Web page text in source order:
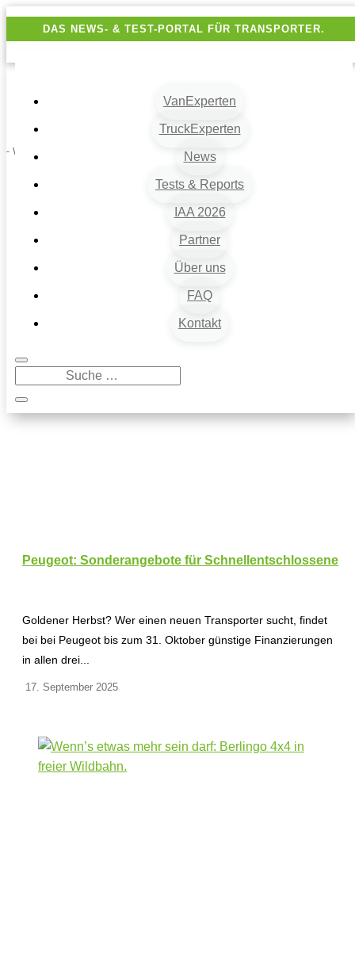
DAS NEWS- & TEST-PORTAL FÜR TRANSPORTER.
VanExperten
TruckExperten
News
Tests & Reports
IAA 2026
Partner
Über uns
FAQ
Kontakt
- Werbung -
Peugeot: Sonderangebote für Schnellentschlossene
Goldener Herbst? Wer einen neuen Transporter sucht, findet
bei bei Peugeot bis zum 31. Oktober günstige Finanzierungen
in allen drei...
17. September 2025